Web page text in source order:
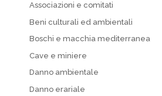
Associazioni e comitati
Beni culturali ed ambientali
Boschi e macchia mediterranea
Cave e miniere
Danno ambientale
Danno erariale